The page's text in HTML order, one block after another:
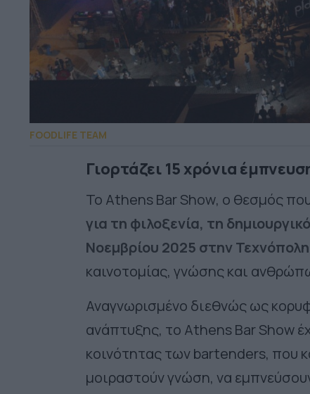
FOODLIFE TEAM
Γιορτάζει 15 χρόνια
Το Athens Bar Show, ο θεσμός
για τη φιλοξενία, τη
Νοεμβρίου 2025 στην
καινοτομίας, γνώσης και
Αναγνωρισμένο διεθνώς ως
ανάπτυξης, το Athens Bar Show
κοινότητας τωνbartenders, που
μοιραστούν γνώση, να